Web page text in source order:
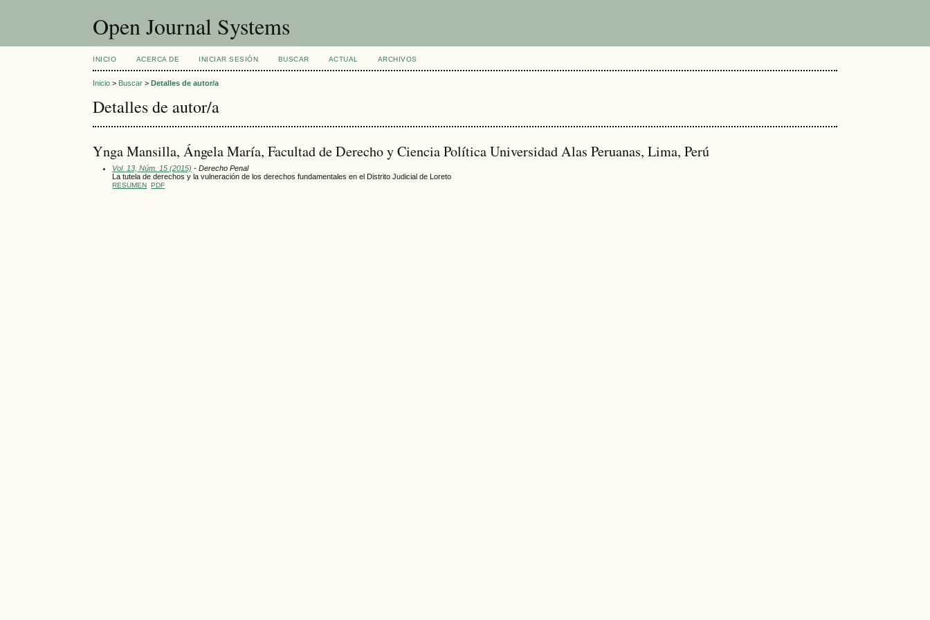
Open Journal Systems
INICIO ACERCA DE INICIAR SESIÓN BUSCAR ACTUAL ARCHIVOS
Inicio > Buscar >Detalles de autor/a
Detalles de autor/a
Ynga Mansilla, Ángela María, Facultad de Derecho y Ciencia Política Universidad Alas Peruanas, Lima, Perú
Vol. 13, Núm. 15 (2015) - Derecho Penal
La tutela de derechos y la vulneración de los derechos fundamentales en el Distrito Judicial de Loreto
RESUMEN PDF